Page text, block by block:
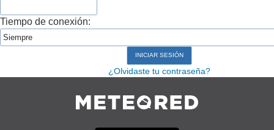
Tiempo de conexión:
¿Olvidaste tu contraseña?